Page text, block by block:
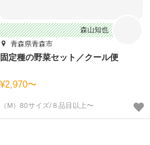
固定種の野菜セット／クール便
2,970〜
（M）80サイズ/８品目以上〜
森山知也
青森県青森市